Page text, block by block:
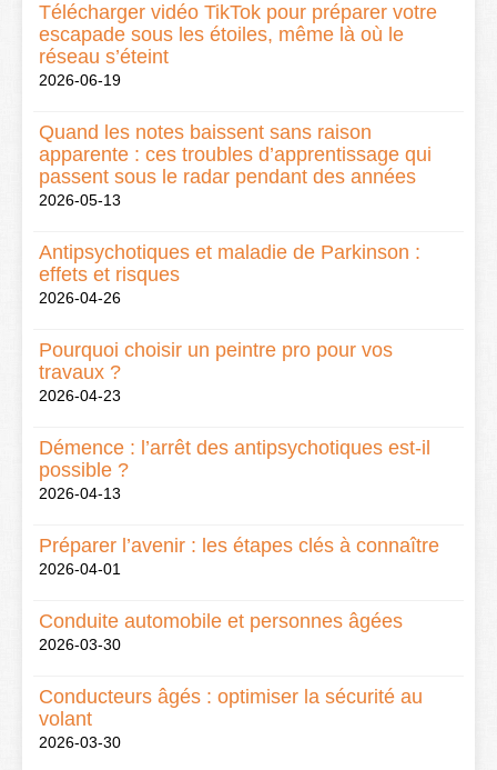
Télécharger vidéo TikTok pour préparer votre
escapade sous les étoiles, même là où le
réseau s’éteint
2026-06-19
Quand les notes baissent sans raison
apparente : ces troubles d’apprentissage qui
passent sous le radar pendant des années
2026-05-13
Antipsychotiques et maladie de Parkinson :
effets et risques
2026-04-26
Pourquoi choisir un peintre pro pour vos
travaux ?
2026-04-23
Démence : l’arrêt des antipsychotiques est-il
possible ?
2026-04-13
Préparer l’avenir : les étapes clés à connaître
2026-04-01
Conduite automobile et personnes âgées
2026-03-30
Conducteurs âgés : optimiser la sécurité au
volant
2026-03-30